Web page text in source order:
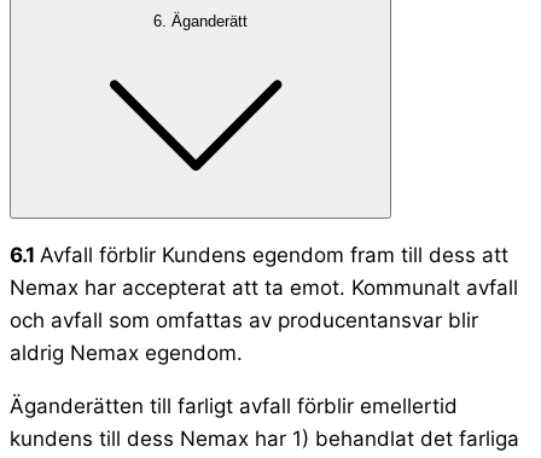
6. Äganderätt
6.1 Avfall förblir Kundens egendom fram till dess att
Nemax har accepterat att ta emot. Kommunalt avfall
och avfall som omfattas av producentansvar blir
aldrig Nemax egendom.
Äganderätten till farligt avfall förblir emellertid
kundens till dess Nemax har 1) behandlat det farliga